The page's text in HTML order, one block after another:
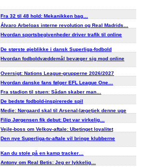
Fra 32 til 48 hold: Mekanikken bag…
Álvaro Arbeloas interne revolution og Real Madrids…
Hvordan sportsbegivenheder driver trafik til online
De største øjeblikke i dansk Superliga-fodbold
Hvordan fodboldvæddemål bevæger sig mod online
Oversigt: Nations League-grupperne 2026/2027
Hvordan danske fans følger EFL League One…
Fra stadion til stuen: Sådan skaber man…
De bedste fodbold-inspirerede spil
Medie: Nørgaard skal til Arsenal-lægetjek denne uge
Filip Jørgensen fik debut: Det var virkelig…
Vejle-boss om Velkov-aftale: Ubetinget loyalitet
Den nye Superliga-tv-aftale vil bringe klubberne
Kan du stole på en kamp tracker…
Antony om Real Betis: Jeg er lykkelig…